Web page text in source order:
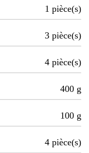
1 pièce(s)
3 pièce(s)
4 pièce(s)
400 g
100 g
4 pièce(s)